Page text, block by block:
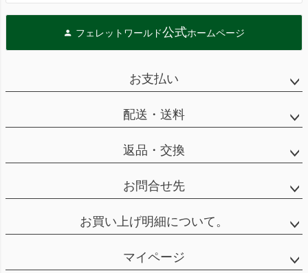
フェレットワールド公式ホームページ
お支払い
配送・送料
返品・交換
お問合せ先
お買い上げ明細について。
マイページ